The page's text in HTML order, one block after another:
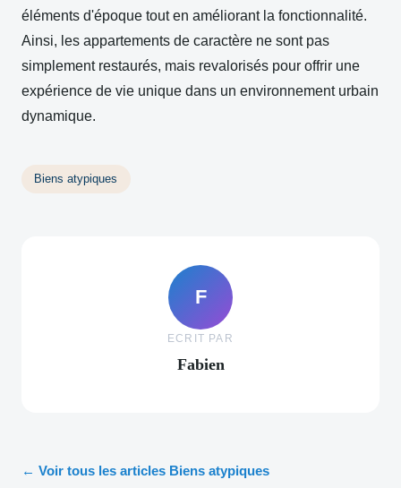
éléments d'époque tout en améliorant la fonctionnalité.
Ainsi, les appartements de caractère ne sont pas
simplement restaurés, mais revalorisés pour offrir une
expérience de vie unique dans un environnement urbain
dynamique.
Biens atypiques
F
ECRIT PAR
Fabien
← Voir tous les articles Biens atypiques